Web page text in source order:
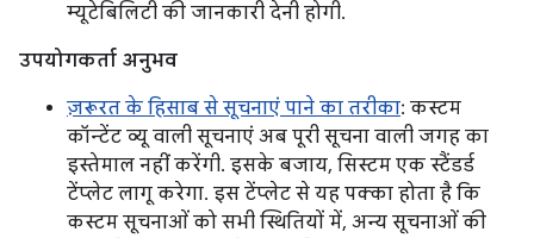
म्यूटेबिलिटी की जानकारी देनी होगी.
उपयोगकर्ता अनुभव
ज़रूरत के हिसाब से सूचनाएं पाने का तरीका: कस्टम
कॉन्टेंट व्यू वाली सूचनाएं अब पूरी सूचना वाली जगह का
इस्तेमाल नहीं करेंगी. इसके बजाय, सिस्टम एक स्टैंडर्ड
टेंप्लेट लागू करेगा. इस टेंप्लेट से यह पक्का होता है कि
कस्टम सूचनाओं को सभी स्थितियों में, अन्य सूचनाओं की